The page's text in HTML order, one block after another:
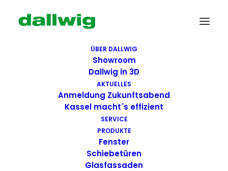
ÜBER DALLWIG
Showroom
Dallwig in 3D
AKTUELLES
Anmeldung Zukunftsabend
Kassel macht´s effizient
SERVICE
PRODUKTE
Fenster
Schiebetüren
Glasfassaden
Wir suchen Dich!